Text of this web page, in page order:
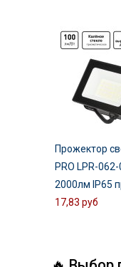
Прожектор
PRO LPR-
2000лм IP65
17,83 руб